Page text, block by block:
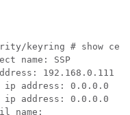
keyring # show
name: SSP
192.168.0.111
address: 0.0.0.0
address: 0.0.0.0
name: